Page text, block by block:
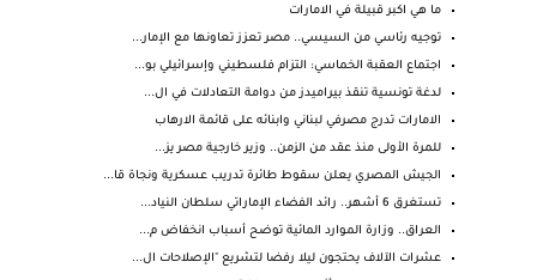
ما هي اكبر قبيلة في الامارات
توجيه رئاسي من السيسي.. مصر تعزز تعاونها مع الإمار...
اجتماع العقبة الخماسي: التزام فلسطيني وإسرائيلي بو...
لدغة تونسية تنقذ بيراميدز من دوامة التعادلات في ال...
الامارات تدرج مصرفي لبناني وابنائه على قائمة الارهاب
للمرة الأولى منذ عقد من الزمن.. وزير خارجية مصر يز...
الجيش المصري يعلن سقوط طائرة تدريب عسكرية ونجاة قا...
تستغرق 6 أشهر.. رائد الفضاء الإماراتي سلطان النياد...
العراق.. وزارة الموارد المائية توضح أسباب انخفاض م...
عشرات الآلاف يحتجون ليلا رفضا لتشريع "الإصلاحات ال...